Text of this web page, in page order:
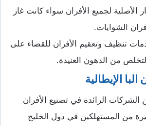
الأصلية لجميع الأفران سواء كانت غاز
الشوايات.
تنظيف وتعقيم الأفران للقضاء على
من الدهون العنيدة.
الإيطالية
الشركات الرائدة في تصنيع الأفران
من المستهلكين في دول الخليج